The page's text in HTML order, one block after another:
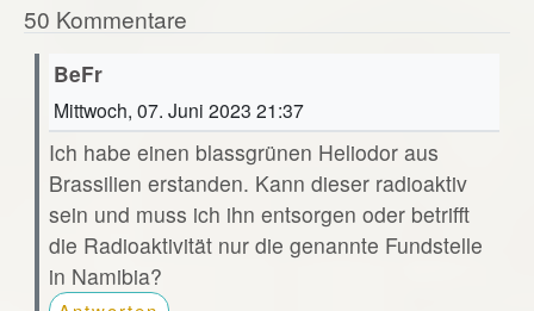
50 Kommentare
BeFr
Mittwoch, 07. Juni 2023 21:37
Ich habe einen blassgrünen Heliodor aus
Brassilien erstanden. Kann dieser radioaktiv
sein und muss ich ihn entsorgen oder betrifft
die Radioaktivität nur die genannte Fundstelle
in Namibia?